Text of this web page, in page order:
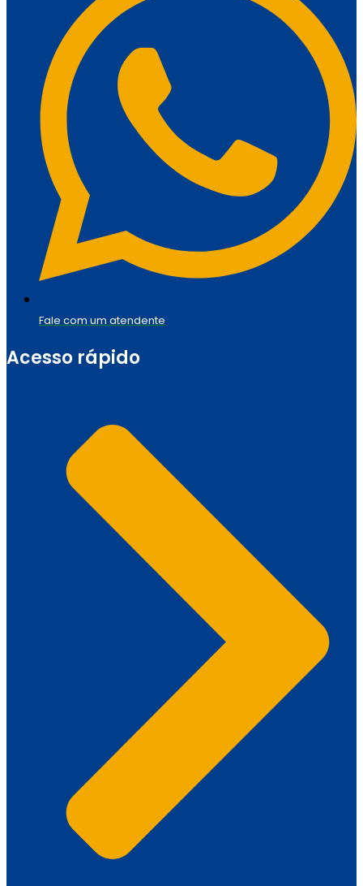
Fale com um atendente
Acesso rápido